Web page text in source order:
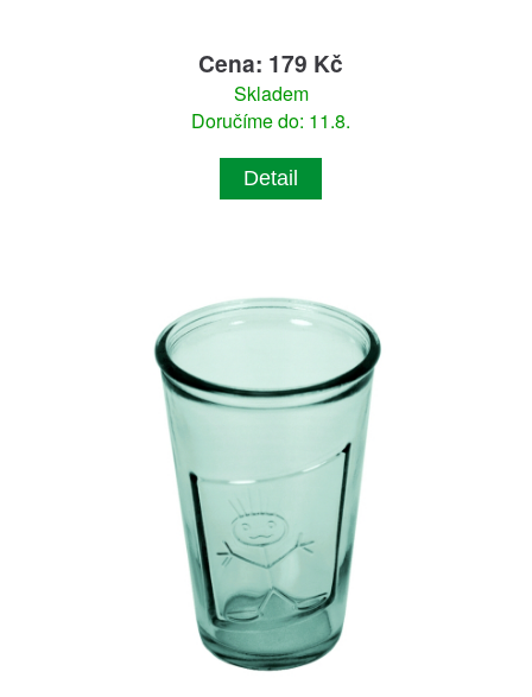
Cena: 179 Kč
Skladem
Doručíme do: 11.8.
Detail